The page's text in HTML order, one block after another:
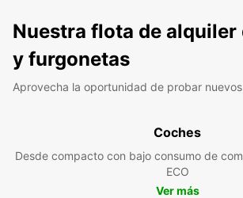
Nuestra flota de alquiler
y furgonetas
Aprovecha la oportunidad de probar
Coches
Desde compacto con bajo consumo de
ECO
Ver más